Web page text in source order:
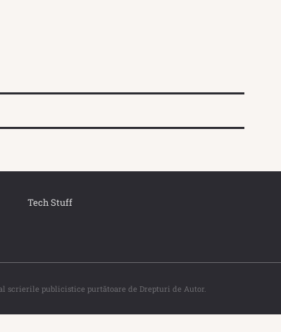
Tech Stuff
scrierile publicistice purtătoare de Drepturi de Autor.